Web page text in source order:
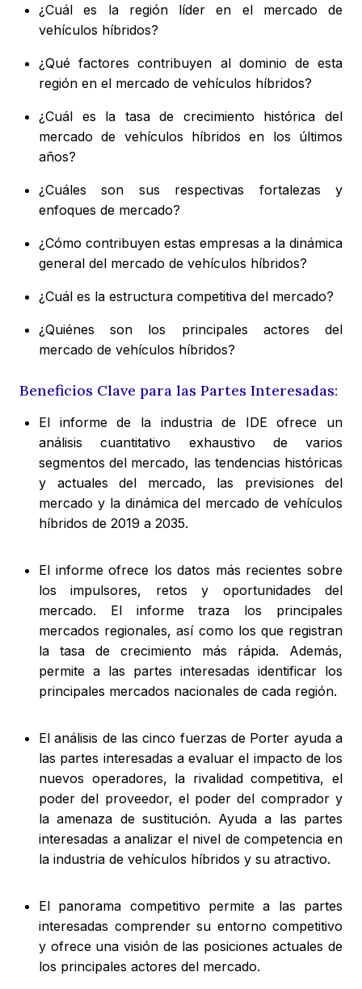
¿Cuál es la región líder en el mercado de
vehículos híbridos?
¿Qué factores contribuyen al dominio de esta
región en el mercado de vehículos híbridos?
¿Cuál es la tasa de crecimiento histórica del
mercado de vehículos híbridos en los últimos
años?
¿Cuáles son sus respectivas fortalezas y
enfoques de mercado?
¿Cómo contribuyen estas empresas a la dinámica
general del mercado de vehículos híbridos?
¿Cuál es la estructura competitiva del mercado?
¿Quiénes son los principales actores del
mercado de vehículos híbridos?
Beneficios Clave para las Partes Interesadas:
El informe de la industria de IDE ofrece un
análisis cuantitativo exhaustivo de varios
segmentos del mercado, las tendencias históricas
y actuales del mercado, las previsiones del
mercado y la dinámica del mercado de vehículos
híbridos de 2019 a 2035.
El informe ofrece los datos más recientes sobre
los impulsores, retos y oportunidades del
mercado. El informe traza los principales
mercados regionales, así como los que registran
la tasa de crecimiento más rápida. Además,
permite a las partes interesadas identificar los
principales mercados nacionales de cada región.
El análisis de las cinco fuerzas de Porter ayuda a
las partes interesadas a evaluar el impacto de los
nuevos operadores, la rivalidad competitiva, el
poder del proveedor, el poder del comprador y
la amenaza de sustitución. Ayuda a las partes
interesadas a analizar el nivel de competencia en
la industria de vehículos híbridos y su atractivo.
El panorama competitivo permite a las partes
interesadas comprender su entorno competitivo
y ofrece una visión de las posiciones actuales de
los principales actores del mercado.